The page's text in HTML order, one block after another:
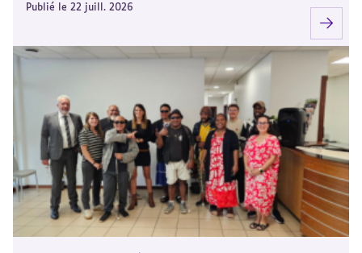
Publié le 22 juill. 2026